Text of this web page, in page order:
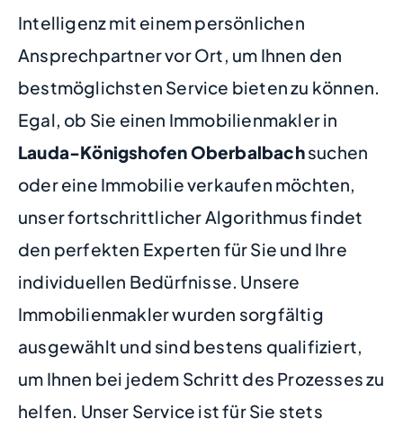
Intelligenz mit einem persönlichen
Ansprechpartner vor Ort, um Ihnen den
bestmöglichsten Service bieten zu können.
Egal, ob Sie einen Immobilienmakler in
Lauda-Königshofen Oberbalbachsuchen
oder eine Immobilie verkaufen möchten,
unser fortschrittlicher Algorithmus findet
den perfekten Experten für Sie und Ihre
individuellen Bedürfnisse. Unsere
Immobilienmakler wurden sorgfältig
ausgewählt und sind bestens qualifiziert,
um Ihnen bei jedem Schritt des Prozesses zu
helfen. Unser Service ist für Sie stets